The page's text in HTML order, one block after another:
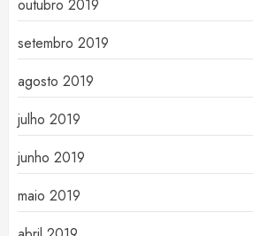
outubro 2019
setembro 2019
agosto 2019
julho 2019
junho 2019
maio 2019